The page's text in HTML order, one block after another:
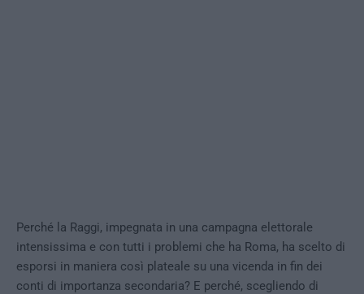
Perché la Raggi, impegnata in una campagna elettorale
intensissima e con tutti i problemi che ha Roma, ha scelto di
esporsi in maniera così plateale su una vicenda in fin dei
conti di importanza secondaria? E perché, scegliendo di